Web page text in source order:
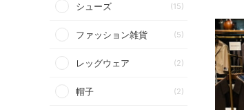
シューズ (15)
ファッション雑貨 (5)
レッグウェア (2)
帽子 (2)